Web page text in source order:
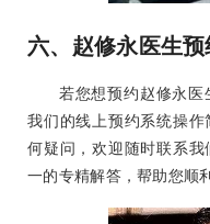
六、赵修永医生
若您想预约赵修永医
我们的线上预约系统操
何疑问，欢迎随时联系
一的专精解答，帮助您顺